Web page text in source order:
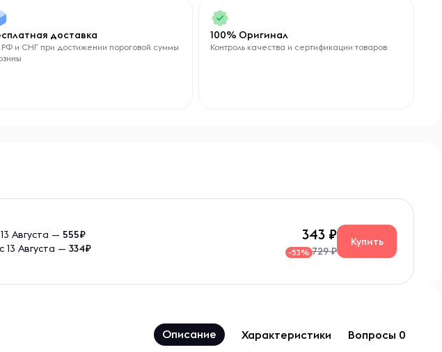
доставка
РФ и СНГ при достижении пороговой суммы
100% Оригинал
Контроль качества и сертификации товаров
Августа —555₽
13 Августа —334₽
343
-53% 729 ₽
Купить
Описание Характеристики Вопросы 0